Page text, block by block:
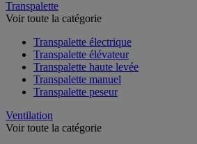
Transpalette
Voir toute la catégorie
Transpalette électrique
Transpalette élévateur
Transpalette haute levée
Transpalette manuel
Transpalette peseur
Ventilation
Voir toute la catégorie